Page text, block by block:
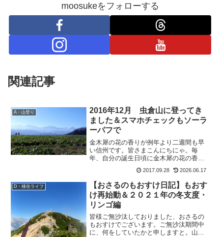
moosukeをフォローする
関連記事
A・山登り
2016年12月 虫倉山に登ってき
ました＆スマホチェックもソーラ
ーパフで
金木犀の花の香りが例年より二週間も早
い信州です。皆さまこんにちにゃ。毎
年、自分の誕生日頃に金木犀の花の香り
かり秋ですよ。・・・・・急いで更新せ
ねば。って事で、書いていきます。前回
に引き続き、さっちゃん＆ユ...
2017.09.28 2026.06.17
D・移住ライフ
【おさるのもおすけ日記】もおす
け再始動＆２０２１年の冬支度・
リンゴ編
皆様ご無沙汰しておりました、おさるの
もおすけでございます。ご無沙汰期間中
に、何をしていたかと申しますと。山と